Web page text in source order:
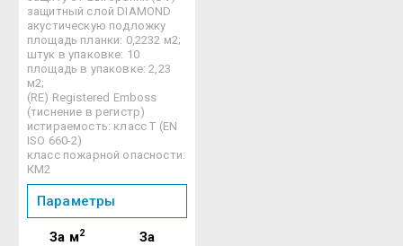
защитный слой DIAMOND
акустическую подложку
площадь планки: 0,2232 м2;
штук в упаковке: 10
площадь в упаковке: 2,23
м2;
(RE) Registered Emboss
(тиснение в регистр)
истираемость: класс Т (EN
ISO 660-2)
класс пожарной опасности:
КМ2
Параметры
За м2
За